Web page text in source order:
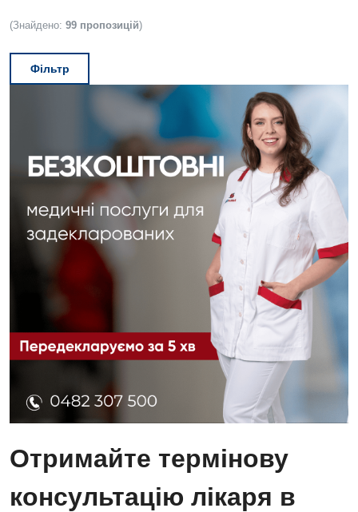
(Знайдено: 99 пропозицій)
Фільтр
Отримайте термінову
консультацію лікаря в